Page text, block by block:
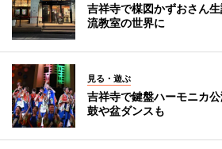
吉祥寺で楳図かずおさん
流教室の世界に
見る・遊ぶ
吉祥寺で鍵盤ハーモニカ
鼓や盆ダンスも